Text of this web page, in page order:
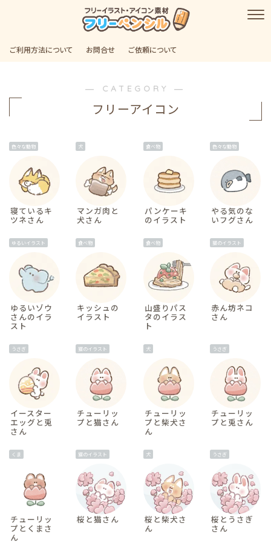
ご利用方法について お問合せ ご依頼について
― CATEGORY ―
フリーアイコン
色々な動物
寝ているキ
ツネさん
犬
マンガ肉と
犬さん
食べ物
パンケーキ
のイラスト
色々な動物
やる気のな
いフグさん
ゆるいイラスト
ゆるいゾウ
さんのイラ
スト
食べ物
キッシュの
イラスト
食べ物
山盛りパス
タのイラス
ト
猫のイラスト
赤ん坊ネコ
さん
うさぎ
イースター
エッグと兎
さん
猫のイラスト
チューリッ
プと猫さん
犬
チューリッ
プと柴犬さ
ん
うさぎ
チューリッ
プと兎さん
くま
チューリッ
プとくまさ
ん
猫のイラスト
桜と猫さん
犬
桜と柴犬さ
ん
うさぎ
桜とうさぎ
さん